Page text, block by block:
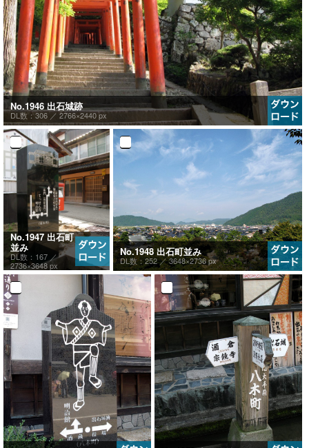
No.1946 出石城跡
DL数：306 ／2766×2440 px
No.1947 出石町
並み
DL数：167 ／
2736×3648 px
No.1948 出石町並み
DL数：252 ／3648×2736 px